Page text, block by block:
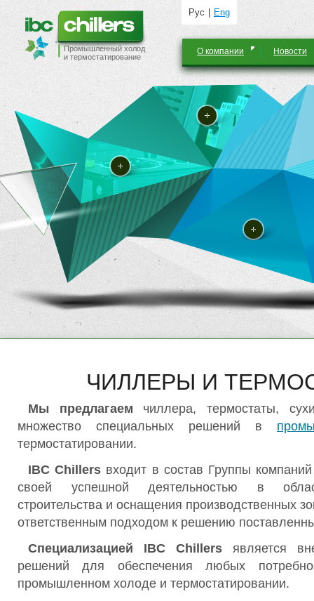
Промышленный холод
и термостатирование
Рус Eng
О компании Новости
ЧИЛЛЕРЫ И
Мы предлагаем чиллера, термостаты,
множество специальных решений в
термостатировании.
IBC Chillers входит в состав Группы
своей успешной деятельностью в
строительства и оснащения производственных
ответственным подходом к решению
Специализацией IBC Chillers является
решений для обеспечения любых
промышленном холоде и термостатировании.